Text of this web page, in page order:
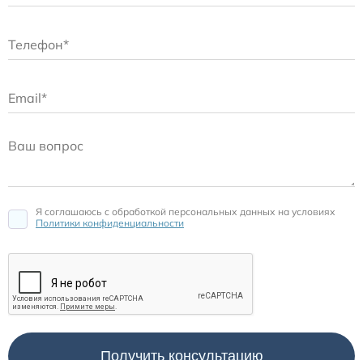
Я соглашаюсь c обработкой персональных данных на условиях
Политики конфиденциальности